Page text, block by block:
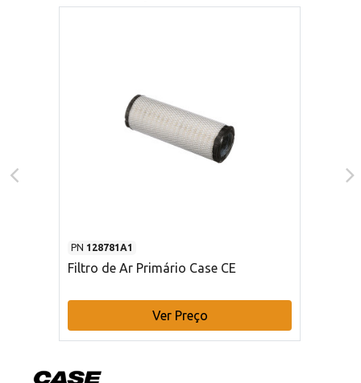
PN 128781A1
Filtro de Ar Primário Case CE
Ver Preço